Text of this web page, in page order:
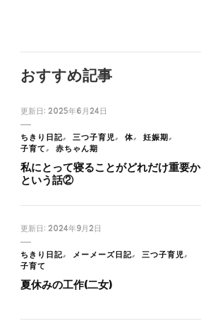
おすすめ記事
更新日: 2025年6月24日
ちきり日記 三つ子育児 体
妊娠期
子育て
赤ちゃん期
私にとって寝ることがどれだけ重要か
という話②
更新日: 2024年9月2日
ちきり日記 メーメーズ日記
三つ子育児
子育て
夏休みの工作(二女)